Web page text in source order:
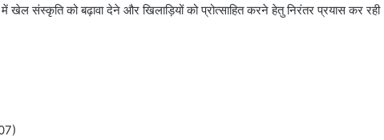
खेल संस्कृति को बढ़ावा देने और खिलाड़ियों को प्रोत्साहित करने हेतु निरंतर प्रयास कर रही